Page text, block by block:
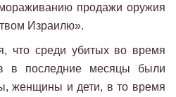
продажи оружия
Израилю».
что среди убитых во время
в последние месяцы были
женщины и дети, в то время